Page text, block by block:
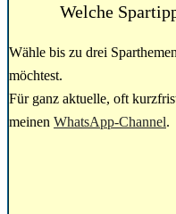
Welche
Wähle bis zu drei
möchtest.
Für ganz aktuelle, oft
meinen WhatsApp-Channel.